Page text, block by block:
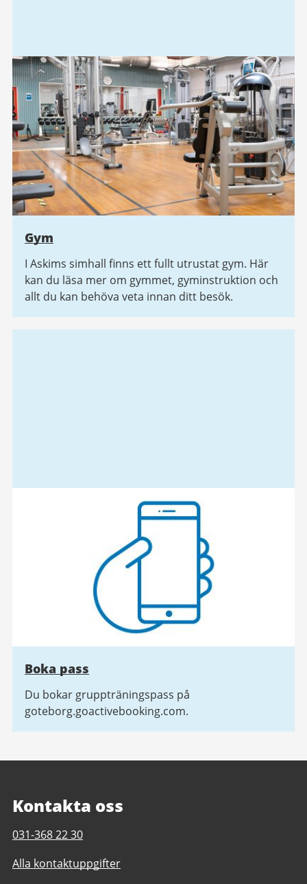
Gym
I Askims simhall finns ett fullt utrustat gym. Här
kan du läsa mer om gymmet, gyminstruktion och
allt du kan behöva veta innan ditt besök.
Boka pass
Du bokar gruppträningspass på
goteborg.goactivebooking.com.
Kontakta oss
Telefonnummer
Askims
031-368 22 30
Alla kontaktuppgifter